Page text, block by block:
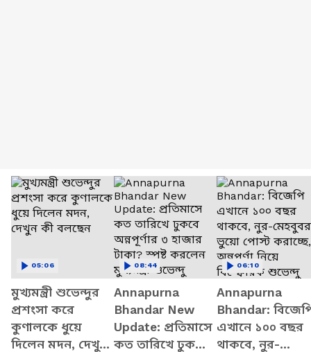
মুখ্যমন্ত্রী শুভেন্দুর
প্রশংসা করে
কুণালকে ধুয়ে
দিলেন মদন, দেখুন
05:06
Annapurna
Bhandar New
Update: প্রতিমাসে
কত তারিখে ঢুকবে
08:44
Annapurna
Bhandar:
এখানে ১০০ বছর
থাকবে, নুর-
06:10